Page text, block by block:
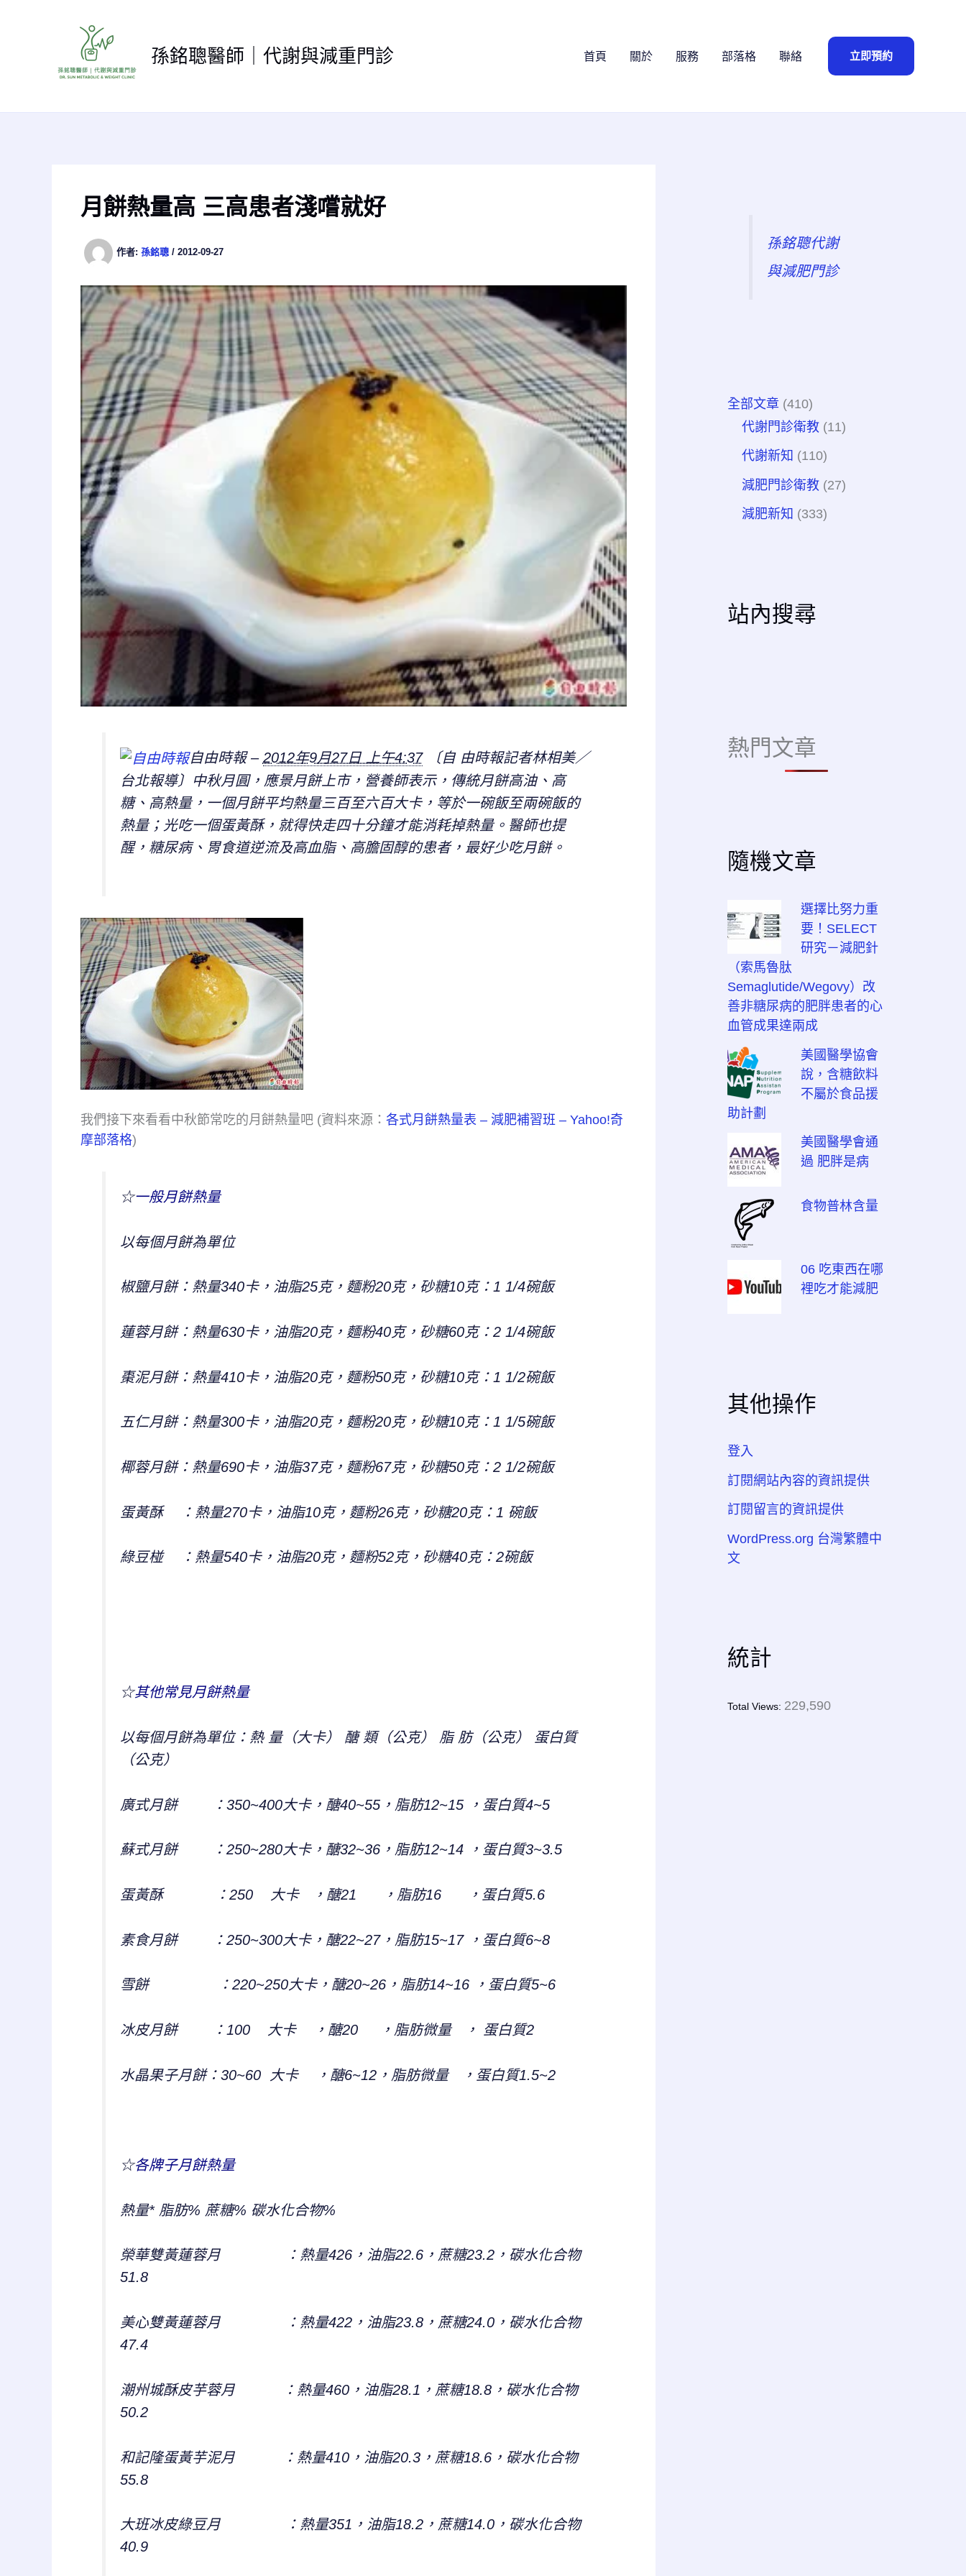
容
孫銘聰醫師｜代謝與減重門診 首頁 關於 服務 部落格 聯絡 立即預約
月餅熱量高 三高患者淺嚐就好
作者: 孫銘聰 / 2012-09-27
自由時報 – 2012年9月27日 上午4:37〔自 由時報記者林相美／
台北報導〕中秋月圓，應景月餅上市，營養師表示，傳統月餅高油、高
糖、高熱量，一個月餅平均熱量三百至六百大卡，等於一碗飯至兩碗飯的
熱量；光吃一個蛋黃酥，就得快走四十分鐘才能消耗掉熱量。醫師也提
醒，糖尿病、胃食道逆流及高血脂、高膽固醇的患者，最好少吃月餅。
我們接下來看看中秋節常吃的月餅熱量吧 (資料來源： 各式月餅熱量表 – 減肥補習班 – Yahoo!奇
摩部落格)
☆一般月餅熱量
以每個月餅為單位
椒鹽月餅：熱量340卡，油脂25克，麵粉20克，砂糖10克：1 1/4碗飯
蓮蓉月餅：熱量630卡，油脂20克，麵粉40克，砂糖60克：2 1/4碗飯
棗泥月餅：熱量410卡，油脂20克，麵粉50克，砂糖10克：1 1/2碗飯
五仁月餅：熱量300卡，油脂20克，麵粉20克，砂糖10克：1 1/5碗飯
椰蓉月餅：熱量690卡，油脂37克，麵粉67克，砂糖50克：2 1/2碗飯
蛋黃酥 ：熱量270卡，油脂10克，麵粉26克，砂糖20克：1 碗飯
綠豆椪 ：熱量540卡，油脂20克，麵粉52克，砂糖40克：2碗飯
☆其他常見月餅熱量
以每個月餅為單位：熱 量（大卡） 醣 類（公克） 脂 肪（公克） 蛋白質
（公克）
廣式月餅 ：350~400大卡，醣40~55，脂肪12~15 ，蛋白質4~5
蘇式月餅 ：250~280大卡，醣32~36，脂肪12~14 ，蛋白質3~3.5
蛋黃酥 ：250 大卡 ，醣21 ，脂肪16 ，蛋白質5.6
素食月餅 ：250~300大卡，醣22~27，脂肪15~17 ，蛋白質6~8
雪餅 ：220~250大卡，醣20~26，脂肪14~16 ，蛋白質5~6
冰皮月餅 ：100 大卡 ，醣20 ，脂肪微量 ， 蛋白質2
水晶果子月餅：30~60 大卡 ，醣6~12，脂肪微量 ，蛋白質1.5~2
☆各牌子月餅熱量
熱量* 脂肪% 蔗糖% 碳水化合物%
榮華雙黃蓮蓉月 ：熱量426，油脂22.6，蔗糖23.2，碳水化合物
51.8
美心雙黃蓮蓉月 ：熱量422，油脂23.8，蔗糖24.0，碳水化合物
47.4
潮州城酥皮芋蓉月 ：熱量460，油脂28.1，蔗糖18.8，碳水化合物
50.2
和記隆蛋黃芋泥月 ：熱量410，油脂20.3，蔗糖18.6，碳水化合物
55.8
大班冰皮綠豆月 ：熱量351，油脂18.2，蔗糖14.0，碳水化合物
40.9
孫銘聰代謝
與減肥門診
全部文章 (410)
代謝門診衛教 (11)
代謝新知 (110)
減肥門診衛教 (27)
減肥新知 (333)
站內搜尋
熱門文章
隨機文章
選擇比努力重
要！SELECT
研究－減肥針
（索馬魯肽
Semaglutide/Wegovy）改
善非糖尿病的肥胖患者的心
血管成果達兩成
美國醫學協會
說，含糖飲料
不屬於食品援
助計劃
美國醫學會通
過 肥胖是病
食物普林含量
06 吃東西在哪
裡吃才能減肥
其他操作
登入
訂閱網站內容的資訊提供
訂閱留言的資訊提供
WordPress.org 台灣繁體中
文
統計
Total Views: 229,590